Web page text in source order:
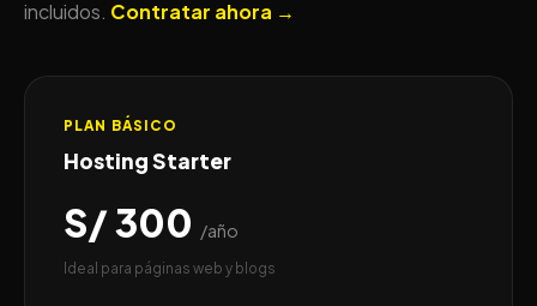
incluidos. Contratar ahora →
PLAN BÁSICO
Hosting Starter
S/ 300 /año
Ideal para páginas web y blogs